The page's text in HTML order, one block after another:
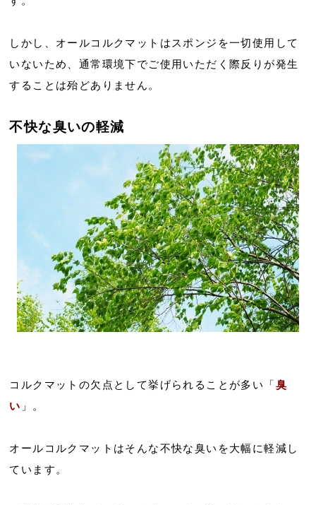
しかし、オールコルクマットはスポンジを一切使用して
いないため、通常環境下でご使用いただく際反りが発生
することは殆どありません。
不快な臭いの軽減
コルクマットの欠点として挙げられることが多い「臭
い 」。
オールコルクマットはそんな不快な臭いを大幅に軽減し
ています。